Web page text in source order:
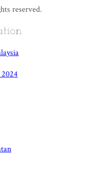
reserved.